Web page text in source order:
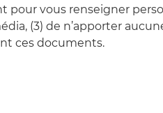
vous renseigner
(3) de n’apporter
ces documents.